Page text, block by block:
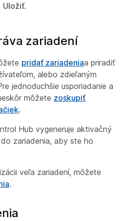
Uložiť.
zariadení
pridať zariadeniaa priradiť
alebo zdieľaným
jednoduchšie usporiadanie a
môžete zoskupiť
.
Hub vygeneruje aktivačný
zariadenia, aby ste ho
veľa zariadení, môžete
.